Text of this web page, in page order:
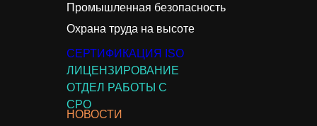
Промышленная безопасность
СЕРТИФИКАЦИЯ ISO
ОТДЕЛ РАБОТЫ С
СРО
ЛИЦЕНЗИРОВАНИЕ
НОВОСТИ
Охрана труда на высоте